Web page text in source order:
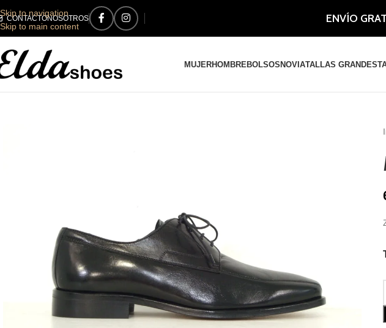
Skip to navigation
Skip to main content
CONTACTONOSOTROS ENVÍO
MUJERHOMBREBOLSOSNOVIATALLAS GRANDES